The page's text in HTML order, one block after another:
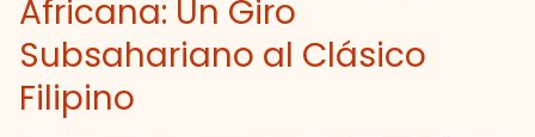
Africana: Un Giro
Subsahariano al Clásico
Filipino